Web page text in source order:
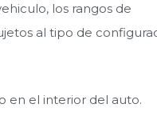
los rangos de
al tipo de
en el interior del auto.